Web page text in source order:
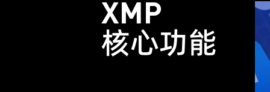
XMP
核心功能